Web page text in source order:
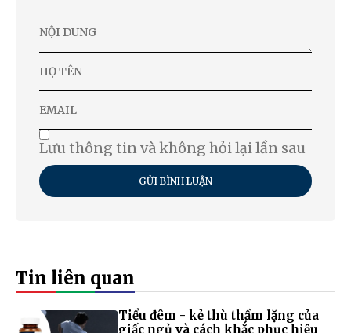
Lưu thông tin và không hỏi lại lần sau
GỬI BÌNH LUẬN
Tin liên quan
Tiểu đêm - kẻ thù thầm lặng của
giấc ngủ và cách khắc phục hiệu